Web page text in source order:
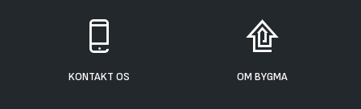
KONTAKT OS OM BYGMA